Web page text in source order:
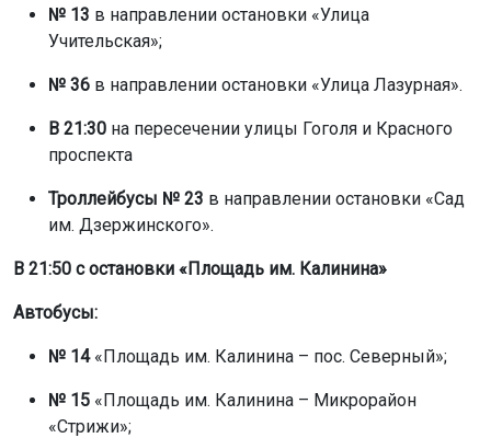
№ 13 в направлении остановки «Улица
Учительская»;
№ 36 в направлении остановки «Улица Лазурная».
В 21:30 на пересечении улицы Гоголя и Красного
проспекта
Троллейбусы № 23 в направлении остановки «Сад
им. Дзержинского».
В 21:50 с остановки «Площадь им. Калинина»
Автобусы:
№ 14«Площадь им. Калинина – пос. Северный»;
№ 15 «Площадь им. Калинина – Микрорайон
«Стрижи»;